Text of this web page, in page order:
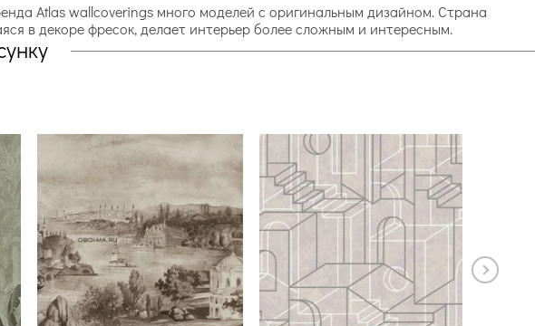
Atlas wallcoverings много моделей с оригинальным дизайном. Страна
в декоре фресок, делает интерьер более сложным и интересным.